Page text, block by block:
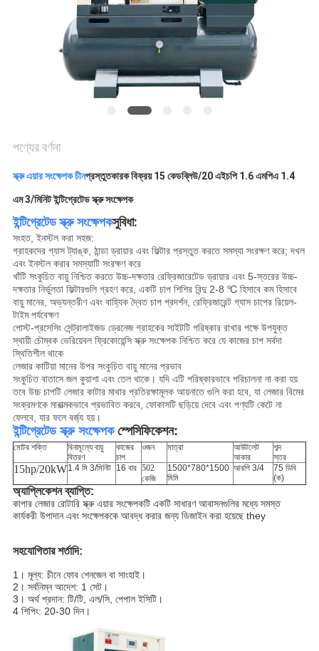
PRIVACY
POLICY
পণ্যের বর্ণনা
স্ক্রু এয়ার সংক্ষেপক চীনপ্রস্তুতকারক বিক্রয় 15 কেডব্লিউ/20 এইচপি 1.6 এমপিএ 1.4
এম 3/মিনিট ইন্টিগ্রেটেড স্ক্রু সংক্ষেপক
ইন্টিগ্রেটেড স্ক্রু সংক্ষেপকসুবিধা:
সংহত, ইনস্টল করা সহজ:
গ্রাহকদের গ্যাস ট্যাঙ্ক, ঠান্ডা ড্রায়ার এবং ফিল্টার প্রস্তুত করতে সমস্যা সংরক্ষণ করে; দখল
এবং ইনস্টল করার সমস্যাটি সংরক্ষণ করে
খাঁটি সংকুচিত বায়ু নিশ্চিত করতে উচ্চ-দক্ষতার রেফ্রিজারেটেড ড্রায়ার এবং 5-স্তরের উচ্চ-
দক্ষতার নির্ভুলতা ফিল্টারগুলি গ্রহণ করে, একটি চাপ শিশির বিন্দু 2-8 ℃ হিসাবে কম হিসাবে
বায়ু মানের, অভ্যন্তরীণ এবং বাহ্যিক দ্বৈত চাপ প্রদর্শন, রেফ্রিজারেন্ট গ্যাস চাপের রিয়েল-
টাইম পর্যবেক্ষণ
পোস্ট-প্রসেসিং সেন্ট্রালাইজড ড্রেনেজ গ্রাহকের সাইটটি পরিষ্কার রাখার পক্ষে উপযুক্ত
স্থায়ী চৌম্বক ভেরিয়েবল ফ্রিকোয়েন্সি স্ক্রু সংক্ষেপক নিশ্চিত করে যে কাজের চাপ সর্বদা
স্থিতিশীল থাকে
লেজার কাটিয়া মানের উপর সংকুচিত বায়ু মানের প্রভাব
সংকুচিত বাতাসে জল কুয়াশা এবং তেল থাকে। যদি এটি পরিষ্কারভাবে পরিচালনা না করা হয়
তবে উচ্চ চাপটি লেজার কাটার মাথার প্রতিরক্ষামূলক আয়নাতে গুলি করা হবে, যা লেজার বিমের
সংক্রমণকে মারাত্মকভাবে প্রভাবিত করবে, ফোকাসটি ছড়িয়ে দেবে এবং পণ্যটি কেটে না
ফেলবে, যার ফলে বর্জ্য হয়।
ইন্টিগ্রেটেড স্ক্রু সংক্ষেপক স্পেসিফিকেশন:
মোটর শক্তি
বিনামূল্যে বায়ু
বিতরণ
কাজের
চাপ
ওজন মাত্রা
আউটলেট
আকার
শব্দ
স্তর
15hp/20kW1.4 মি 3/মিনিট 16 বার 502
কেজি
1500*780*1500
মিমি
আরপি 3/4
75 ডিবি
(ক)
অ্যাপ্লিকেশন ব্যাপ্তি:
কাপার লেজার রোটারি স্ক্রু এয়ার সংক্ষেপকটি একটি সাধারণ আবাসনগুলির মধ্যে সমস্ত
কার্যকরী উপাদান এবং সংক্ষেপককে আবদ্ধ করার জন্য ডিজাইন করা হয়েছে they
সহযোগিতার শর্তাদি:
1। মূল্য: চীনে ফোব শেনজেন বা সাংহাই।
2। সর্বনিম্ন আদেশ: 1 সেট।
3। অর্থ প্রদান: টি/টি, এল/সি, পেপাল ইসিটি।
4 শিপিং: 20-30 দিন।